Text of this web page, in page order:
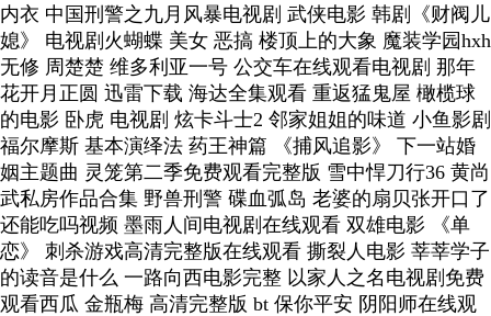
内衣 中国刑警之九月风暴电视剧 武侠电影 韩剧《财阀儿
媳》 电视剧火蝴蝶 美女 恶搞 楼顶上的大象 魔装学园hxh
无修 周楚楚 维多利亚一号 公交车在线观看电视剧 那年
花开月正圆 迅雷下载 海达全集观看 重返猛鬼屋 橄榄球
的电影 卧虎 电视剧 炫卡斗士2 邻家姐姐的味道 小鱼影剧
福尔摩斯 基本演绎法 药王神篇 《捕风追影》 下一站婚
姻主题曲 灵笼第二季免费观看完整版 雪中悍刀行36 黄尚
武私房作品合集 野兽刑警 碟血弧岛 老婆的扇贝张开口了
还能吃吗视频 墨雨人间电视剧在线观看 双雄电影 《单
恋》 刺杀游戏高清完整版在线观看 撕裂人电影 莘莘学子
的读音是什么 一路向西电影完整 以家人之名电视剧免费
观看西瓜 金瓶梅 高清完整版 bt 保你平安 阴阳师在线观